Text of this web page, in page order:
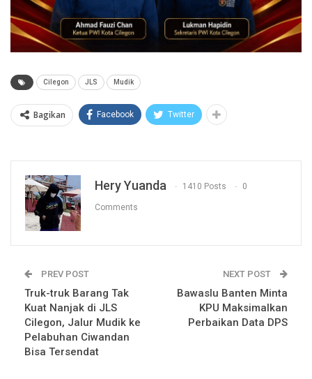
Cilegon JLS Mudik
Bagikan Facebook Twitter
Hery Yuanda 1410 Posts 0
Comments
PREV POST
Truk-truk Barang Tak
Kuat Nanjak di JLS
Cilegon, Jalur Mudik ke
Pelabuhan Ciwandan
Bisa Tersendat
NEXT POST
Bawaslu Banten Minta
KPU Maksimalkan
Perbaikan Data DPS